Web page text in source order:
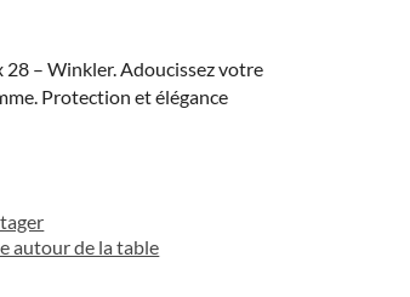
– Winkler. Adoucissez votre
Protection et élégance
autour de la table